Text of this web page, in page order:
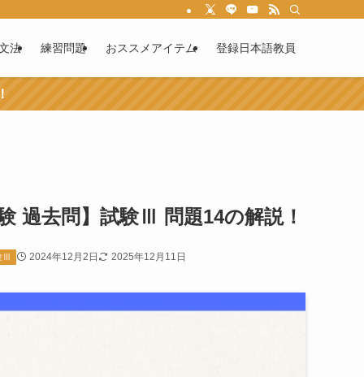
法 練習問題 おススメアイテム 登録日本語教員
過去問】試験Ⅲ 問題14の解説！
Ⅲ 2024年12月2日 2025年12月11日